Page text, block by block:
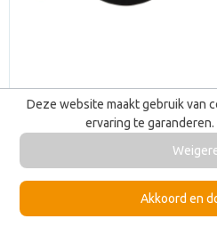
Luxury Sports Cap
Deze website maakt gebruik van
ervaring te garanderen.
Akkoord en